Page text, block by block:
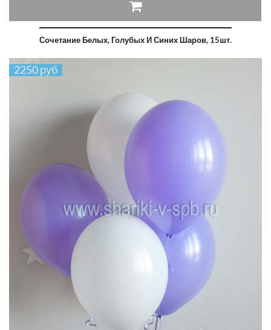
Сочетание Белых, Голубых И Синих Шаров, 15шт.
2250 руб